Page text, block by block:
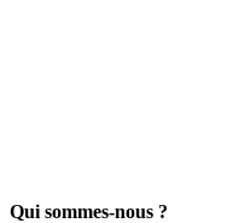
Qui sommes-nous ?